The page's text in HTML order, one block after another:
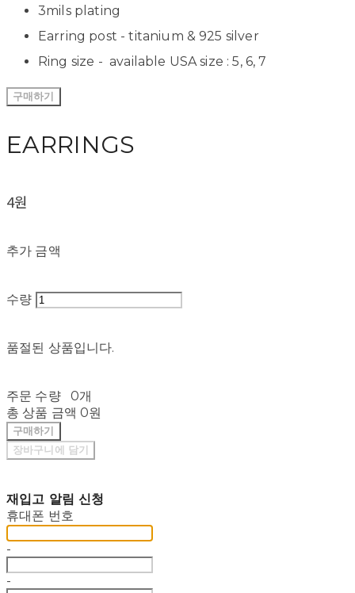
3mils plating
Earring post - titanium & 925 silver
Ring size - available USA size : 5, 6, 7
구매하기
EARRINGS
4원
추가 금액
수량
품절된 상품입니다.
주문 수량
0개
총 상품 금액 0원
구매하기
장바구니에 담기
재입고 알림 신청
휴대폰 번호
-
-